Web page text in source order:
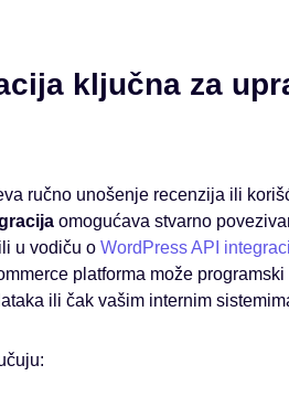
ključna za
ručno unošenje recenzija ili
omogućava stvarno
u vodiču o WordPress API
platforma može
ili čak vašim internim